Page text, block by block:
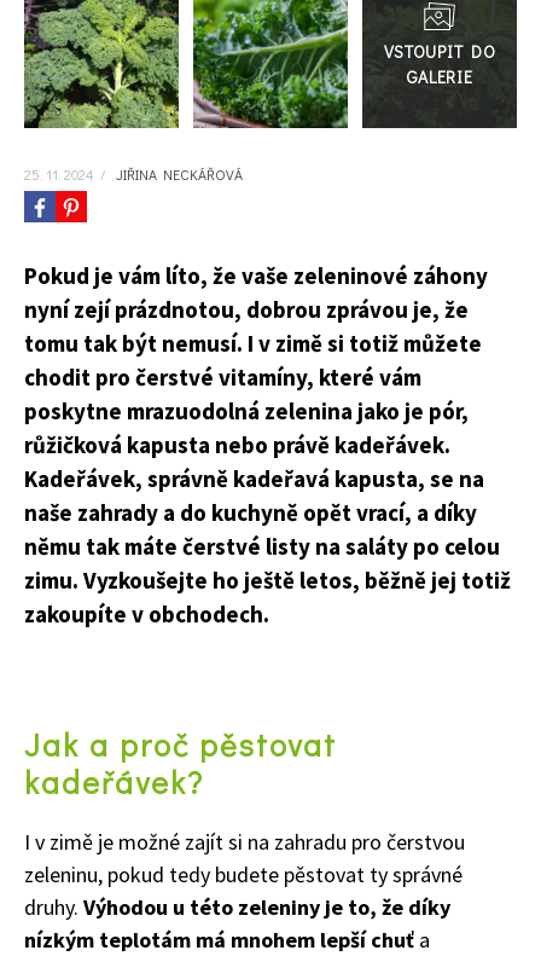
do
galerie
25. 11. 2024 / JIŘINA NECKÁŘOVÁ
Pokud je vám líto, že vaše zeleninové záhony
nyní zejí prázdnotou, dobrou zprávou je, že
tomu tak být nemusí. I v zimě si totiž můžete
chodit pro čerstvé vitamíny, které vám
poskytne mrazuodolná zelenina jako je pór,
růžičková kapusta nebo právě kadeřávek.
Kadeřávek, správně kadeřavá kapusta, se na
naše zahrady a do kuchyně opět vrací, a díky
němu tak máte čerstvé listy na saláty po celou
zimu. Vyzkoušejte ho ještě letos, běžně jej totiž
zakoupíte v obchodech.
Jak a proč pěstovat
kadeřávek?
I v zimě je možné zajít si na zahradu pro čerstvou
zeleninu, pokud tedy budete pěstovat ty správné
druhy. Výhodou u této zeleniny je to, že díky
nízkým teplotám má mnohem lepší chuť a